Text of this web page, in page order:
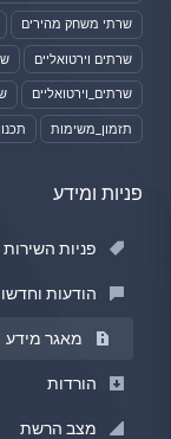
שרתי משחק מהירים
שרתים וירטואליים
שרתים_וירטואליים
תזמון_משימות
פניות ומידע
פניות
הודעות
מאגר מידע
הורדות
מצב הרשת